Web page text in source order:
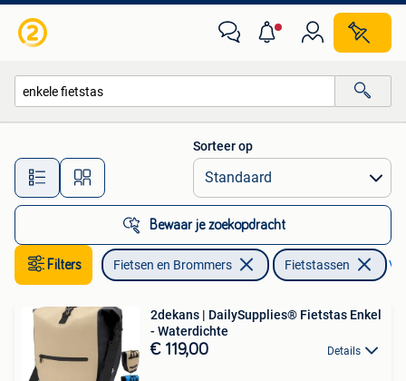
Alle afstanden…
Sorteer op
Bewaar je zoekopdracht
Filters Fietsen en Brommers Fietstassen
2dekans | DailySupplies® Fietstas Enkel
- Waterdichte
€ 119,00 Details